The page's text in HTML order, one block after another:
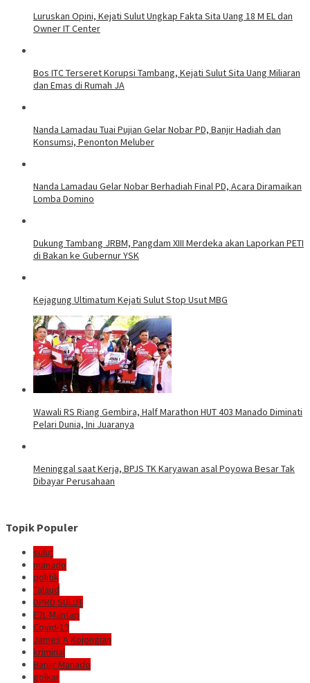
Luruskan Opini, Kejati Sulut Ungkap Fakta Sita Uang 18 M EL dan
Owner IT Center
Bos ITC Terseret Korupsi Tambang, Kejati Sulut Sita Uang Miliaran
dan Emas di Rumah JA
Nanda Lamadau Tuai Pujian Gelar Nobar PD, Banjir Hadiah dan
Konsumsi, Penonton Meluber
Nanda Lamadau Gelar Nobar Berhadiah Final PD, Acara Diramaikan
Lomba Domino
Dukung Tambang JRBM, Pangdam XIII Merdeka akan Laporkan PETI
di Bakan ke Gubernur YSK
Kejagung Ultimatum Kejati Sulut Stop Usut MBG
Wawali RS Riang Gembira, Half Marathon HUT 403 Manado Diminati
Pelari Dunia, Ini Juaranya
Meninggal saat Kerja, BPJS TK Karyawan asal Poyowa Besar Tak
Dibayar Perusahaan
Topik Populer
sulut
manado
politik
Talaud
DPRD SULUT
E2L-Mantap
Covid-19
James A Kojongian
kriminal
Banjir Manado
golkar